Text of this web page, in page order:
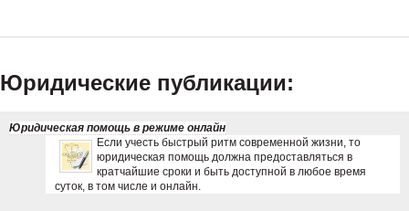
Юридические публикации:
Юридическая помощь в режиме онлайн
Если учесть быстрый ритм современной жизни, то
юридическая помощь должна предоставляться в
кратчайшие сроки и быть доступной в любое время
суток, в том числе и онлайн.